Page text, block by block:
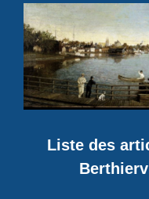
Liste des